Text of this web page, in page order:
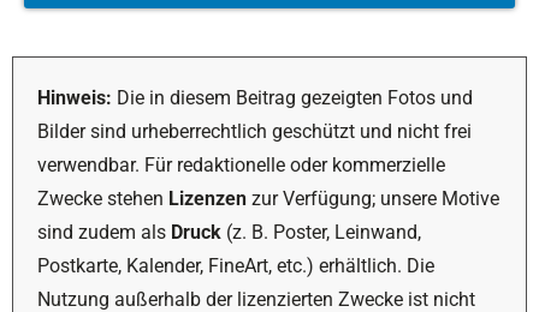
Hinweis: Die in diesem Beitrag gezeigten Fotos und
Bilder sind urheberrechtlich geschützt und nicht frei
verwendbar. Für redaktionelle oder kommerzielle
Zwecke stehen Lizenzen zur Verfügung; unsere Motive
sind zudem als Druck (z. B. Poster, Leinwand,
Postkarte, Kalender, FineArt, etc.) erhältlich. Die
Nutzung außerhalb der lizenzierten Zwecke ist nicht